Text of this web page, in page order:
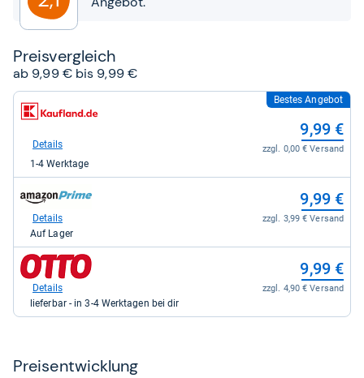
Preis­ver­gleich
ab 9,99 € bis 9,99 €
zum
Shop:
Kaufland.de
9,99
kaufen.
Bestes Angebot
9,99 €
zzgl. 0,00 € Versand
Details
1-4 Werktage
Shop:
Amazon.de
9,99
kaufen.
9,99 €
zzgl. 3,99 € Versand
Details
Auf Lager
zum
Shop:
Otto.de
9,99 €
zzgl. 4,90 € Versand
Details
lieferbar - in 3-4 Werktagen bei dir
Preis­ent­wick­lung